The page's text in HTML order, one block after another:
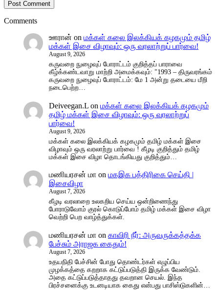
Comments
ஊரான் on மக்கள் கலை இலக்கியக் கழகமும் தமிழ்
மக்கள் இசை விழாவும்: ஒரு வரலாற்றுப் பார்வை!
August 9, 2026
கருவறை நுழைவுப் போராட்டம் குறித்தப் பாராவை
கீழ்க்கண்டவாறு மாற்றி அமைக்கவும்: "1993 – திருவரங்கம்
கருவறை நுழைவுப் போராட்டம்: மே 1 அன்று தடையை மீறி
நடைபெற்ற…
Deiveegan.L on மக்கள் கலை இலக்கியக் கழகமும்
தமிழ் மக்கள் இசை விழாவும்: ஒரு வரலாற்றுப்
பார்வை!
August 9, 2026
மக்கள் கலை இலக்கியக் கழகமும் தமிழ் மக்கள் இசை
விழாவும் ஒரு வரலாற்று பார்வை ! கீழடி குறித்தும் தமிழ்
மக்கள் இசை விழா தொடங்கியது குறித்தும்…
மணியரசன் மா on மகஇக பத்திரிகை செய்தி |
இசைவிழா
August 7, 2026
கீழடி வரலாறை உலகறிய செய்ய ஒன்றிணைந்து
போராடுவோம் குரல் கொடுப்போம் தமிழ் மக்கள் இசை விழா
வெற்றி பெற வாழ்த்துக்கள்.
மணியரசன் மா on காவிரி நீர்: அருவருக்கத்தக்க
பேச்சும் அராஜக கைதும்!
August 7, 2026
உதயநிதி பேச்சின் போது தொண்டர்கள் எழுப்பிய
முழக்கத்தை கறறாக கட்டுப்படுத்தி இருக்க வேண்டும்.
அதை கட்டுப்படுத்தாதது தவறான செயல். இந்த
பிரச்சனைக்கு உடனடியாக கைது என்பது பாசிஸ்டுகளின்…